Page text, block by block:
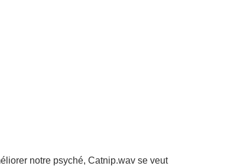
notre psyché, Catnip.wav se veut